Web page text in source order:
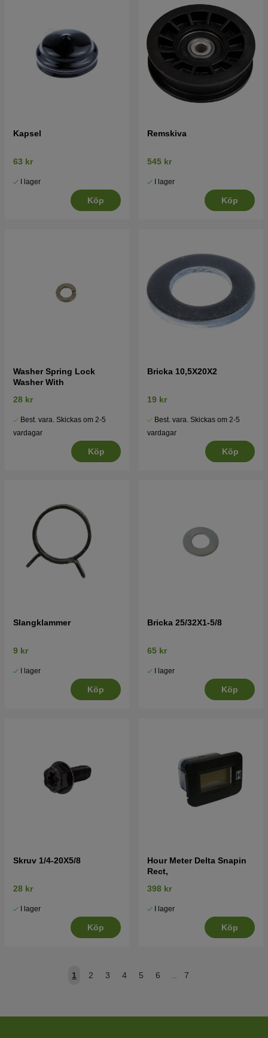
Kapsel
63 kr
I lager
Köp
Remskiva
545 kr
I lager
Köp
Washer Spring Lock
Washer With
28 kr
Best. vara. Skickas om 2-5
vardagar
Köp
Bricka 10,5X20X2
19 kr
Best. vara. Skickas om 2-5
vardagar
Köp
Slangklammer
9 kr
I lager
Köp
Bricka 25/32X1-5/8
65 kr
I lager
Köp
Skruv 1/4-20X5/8
28 kr
I lager
Köp
Hour Meter Delta Snapin
Rect,
398 kr
I lager
Köp
1 2 3 4 5 6 .. 7